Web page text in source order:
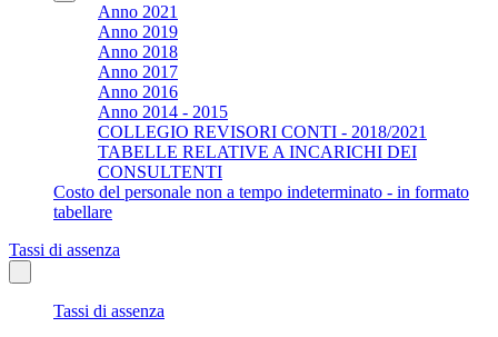
Anno 2021
Anno 2019
Anno 2018
Anno 2017
Anno 2016
Anno 2014 - 2015
COLLEGIO REVISORI CONTI - 2018/2021
TABELLE RELATIVE A INCARICHI DEI
CONSULTENTI
Costo del personale non a tempo indeterminato - in formato
tabellare
Tassi di assenza
Tassi di assenza